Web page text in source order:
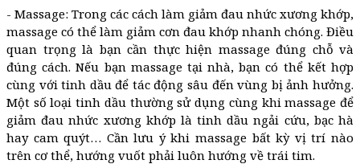
- Massage: Trong các cách làm giảm đau nhức xương khớp,
massage có thể làm giảm cơn đau khớp nhanh chóng. Điều
quan trọng là bạn cần thực hiện massage đúng chỗ và
đúng cách. Nếu bạn massage tại nhà, bạn có thể kết hợp
cùng với tinh dầu để tác động sâu đến vùng bị ảnh hưởng.
Một số loại tinh dầu thường sử dụng cùng khi massage để
giảm đau nhức xương khớp là tinh dầu ngải cứu, bạc hà
hay cam quýt… Cần lưu ý khi massage bất kỳ vị trí nào
trên cơ thể, hướng vuốt phải luôn hướng về trái tim.